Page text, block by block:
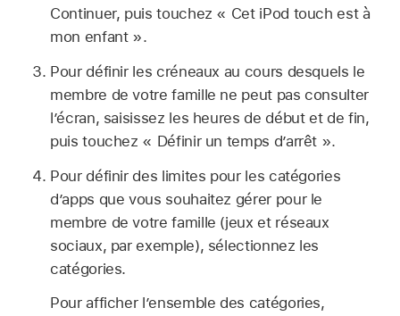
Continuer, puis touchez « Cet iPod touch est à
mon enfant ».
Pour définir les créneaux au cours desquels le
membre de votre famille ne peut pas consulter
l’écran, saisissez les heures de début et de fin,
puis touchez « Définir un temps d’arrêt ».
Pour définir des limites pour les catégories
d’apps que vous souhaitez gérer pour le
membre de votre famille (jeux et réseaux
sociaux, par exemple), sélectionnez les
catégories.
Pour afficher l’ensemble des catégories,